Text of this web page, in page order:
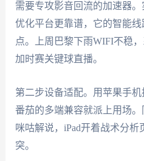
需要专攻影音回流的加速器。
优化平台更靠谱，它的智能
点。上周巴黎下雨WIFI不稳
加时赛关键球直播。
第二步设备适配。用苹果手机
番茄的多端兼容就派上用场
咪咕解说，iPad开着战术分
突。